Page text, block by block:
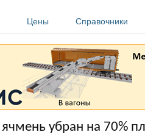
Цены Справочники
убран на 70%